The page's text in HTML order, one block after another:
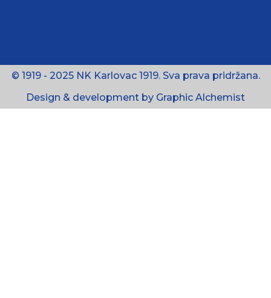
© 1919 - 2025 NK Karlovac 1919. Sva prava pridržana.
Design & development by Graphic Alchemist